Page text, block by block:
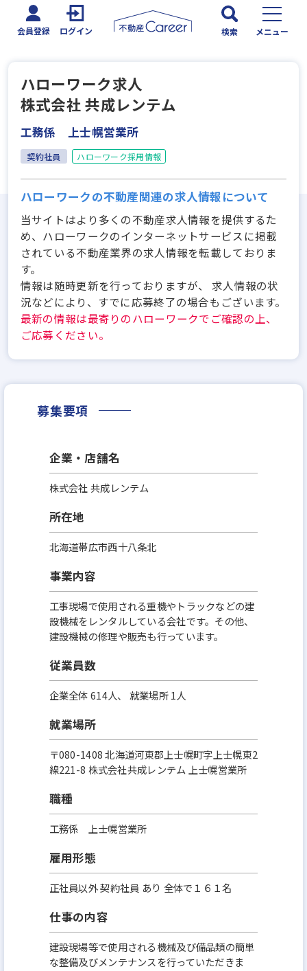
会員登録 ログイン 検索 メニュー
ハローワーク求人
株式会社 共成レンテム
工務係 上士幌営業所
契約社員 ハローワーク採用情報
ハローワークの不動産関連の求人情報について
当サイトはより多くの不動産求人情報を提供するた
め、ハローワークのインターネットサービスに掲載
されている不動産業界の求人情報を転載しておりま
す。
情報は随時更新を行っておりますが、 求人情報の状
況などにより、すでに応募終了の場合もございます。
最新の情報は最寄りのハローワークでご確認の上、
ご応募ください。
募集要項
企業・店舗名
株式会社 共成レンテム
所在地
北海道帯広市西十八条北
事業内容
工事現場で使用される重機やトラックなどの建
設機械をレンタルしている会社です。その他、
建設機械の修理や販売も行っています。
従業員数
企業全体 614人、 就業場所 1人
就業場所
〒080-1408 北海道河東郡上士幌町字上士幌東2
線221-8 株式会社共成レンテム 上士幌営業所
職種
工務係 上士幌営業所
雇用形態
正社員以外 契約社員 あり 全体で１６１名
仕事の内容
建設現場等で使用される機械及び備品類の簡単
な整備及びメンテナンスを行っていただきま